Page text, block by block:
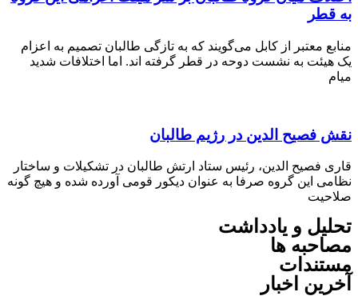
معتبر از کابل می‌گویند که به تازگی طالبان تصمیم به اعزام
به نشست دوحه در قطر گرفته اند. اما اختلافات شدید
الدین در رژیم طالبان
الدین، رئیس ستاد ارتش طالبان در تشکیلات و ساختار
این گروه صرفا به عنوان دیکور قومی آورده شده و هیچ گونه
و یادداشت
ها
اخبار